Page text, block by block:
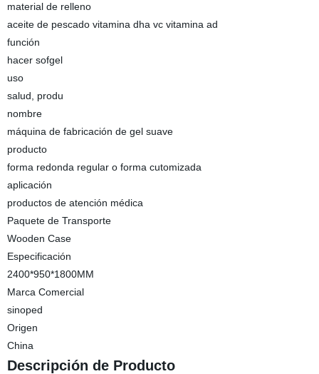
material de relleno
aceite de pescado vitamina dha vc vitamina ad
función
hacer sofgel
uso
salud, produ
nombre
máquina de fabricación de gel suave
producto
forma redonda regular o forma cutomizada
aplicación
productos de atención médica
Paquete de Transporte
Wooden Case
Especificación
2400*950*1800MM
Marca Comercial
sinoped
Origen
China
Descripción de Producto